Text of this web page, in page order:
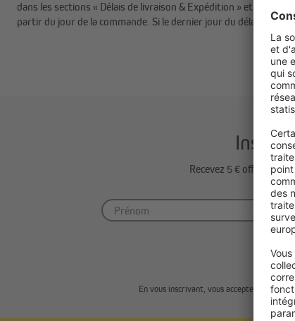
dans les sections « Délais de livraison & Expédition » et «
partir du jour de la commande. Si le dernier jour du délai tombe
Recevez 5 € offerts sur
En vous inscrivant, vous acceptez notre